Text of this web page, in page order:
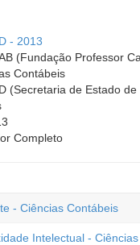
- 2013
(Fundação Professor
Contábeis
(Secretaria de Estado
Completo
- Ciências Contábeis
Intelectual -